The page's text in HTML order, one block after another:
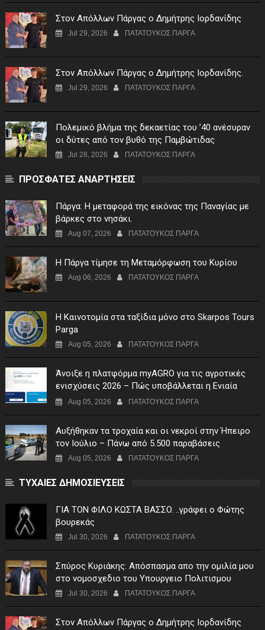
Στον Απόλλων Πάργας ο Δημήτρης Ιορδανίδης
Jul 29, 2026 ΠΑΤΑΤΟΥΚΟΣ ΠΑΡΓΑ
Στον Απόλλων Πάργας ο Δημήτρης Ιορδανίδης.
Jul 29, 2026 ΠΑΤΑΤΟΥΚΟΣ ΠΑΡΓΑ
Πολεμικό βλήμα της δεκαετίας του ’40 ανέσυραν
οι δύτες από τον βυθό της Παμβώτιδας
Jul 28, 2026 ΠΑΤΑΤΟΥΚΟΣ ΠΑΡΓΑ
ΠΡΟΣΦΑΤΕΣ ΑΝΑΡΤΗΣΕΙΣ
Πάργα: Η μεταφορά της εικόνας της Παναγίας με
βάρκες στο νησάκι.
Aug 07, 2026 ΠΑΤΑΤΟΥΚΟΣ ΠΑΡΓΑ
Η Πάργα τίμησε τη Μεταμόρφωση του Κυρίου
Aug 06, 2026 ΠΑΤΑΤΟΥΚΟΣ ΠΑΡΓΑ
Η Καινοτομία στα ταξίδια μόνο στο Skarpos Tours
Parga
Aug 05, 2026 ΠΑΤΑΤΟΥΚΟΣ ΠΑΡΓΑ
Άνοιξε η πλατφόρμα myAGRO για τις αγροτικές
ενισχύσεις 2026 – Πώς υποβάλλεται η Ενιαία
Αίτηση Ενίσχυσης
Aug 05, 2026 ΠΑΤΑΤΟΥΚΟΣ ΠΑΡΓΑ
Αυξήθηκαν τα τροχαία και οι νεκροί στην Ήπειρο
τον Ιούλιο – Πάνω από 5.500 παραβάσεις
Aug 05, 2026 ΠΑΤΑΤΟΥΚΟΣ ΠΑΡΓΑ
ΤΥΧΑΙΕΣ ΔΗΜΟΣΙΕΥΣΕΙΣ
ΓIA TON ΦIΛO KΩΣTA BAΣΣO. ..γράφει ο Φώτης
βουρεκάς
Jul 30, 2026 ΠΑΤΑΤΟΥΚΟΣ ΠΑΡΓΑ
Σπύρος Κυριάκης: Απόσπασμα απο την ομιλία μου
στο νομοσχεδιο του Υπουργειο Πολιτισμου
Jul 30, 2026 ΠΑΤΑΤΟΥΚΟΣ ΠΑΡΓΑ
Στον Απόλλων Πάργας ο Δημήτρης Ιορδανίδης